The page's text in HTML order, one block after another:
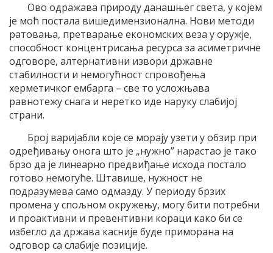
Ово одражава природу данашњег света, у којем
је моћ постала вишедимензионална. Нови методи
ратовања, претварање економских веза у оружје,
способност концентрисања ресурса за асиметричне
одговоре, алтернативни извори државне
стабилности и немогућност спровођења
херметичког ембарга – све то усложњава
равнотежу снага и неретко иде наруку слабијој
страни.
Број варијабли које се морају узети у обзир при
одређивању онога што је „нужно” нарастао је тако
брзо да је линеарно предвиђање исхода постало
готово немогуће. Штавише, нужност не
подразумева само одмазду. У периоду брзих
промена у спољном окружењу, могу бити потребни
и проактивни и превентивни кораци како би се
избегло да држава касније буде приморана на
одговор са слабије позиције.